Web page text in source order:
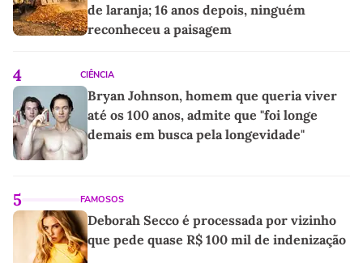
de laranja; 16 anos depois, ninguém
reconheceu a paisagem
4 CIÊNCIA
Bryan Johnson, homem que queria viver
até os 100 anos, admite que "foi longe
demais em busca pela longevidade"
5 FAMOSOS
Deborah Secco é processada por vizinho
que pede quase R$ 100 mil de indenização